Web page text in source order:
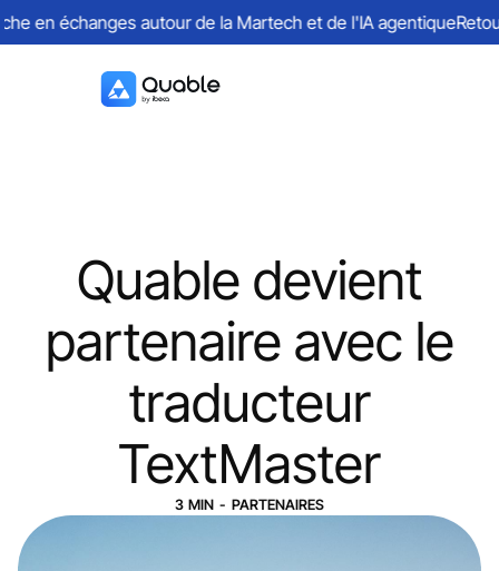
Quable devient
partenaire avec le
traducteur
TextMaster
3 MIN - PARTENAIRES
en échanges autour de la Martech et de l'IA agentiqueRetours